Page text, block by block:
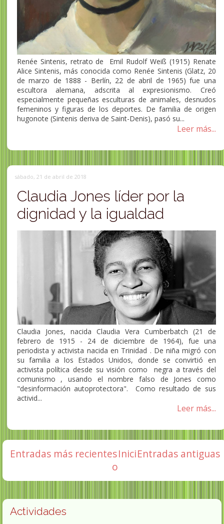
Renée Sintenis, retrato de Emil Rudolf Weiß (1915) Renate
Alice Sintenis, más conocida como Renée Sintenis (Glatz, 20
de marzo de 1888 - Berlín, 22 de abril de 1965) fue una
escultora alemana, adscrita al expresionismo. Creó
especialmente pequeñas esculturas de animales, desnudos
femeninos y figuras de los deportes. De familia de origen
hugonote (Sintenis deriva de Saint-Denis), pasó su...
Leer más...
sábado, 21 de abril de 2018
Claudia Jones líder por la
dignidad y la igualdad
Claudia Jones, nacida Claudia Vera Cumberbatch (21 de
febrero de 1915 - 24 de diciembre de 1964), fue una
periodista y activista nacida en Trinidad . De niña migró con
su familia a los Estados Unidos, donde se convirtió en
activista política desde su visión como negra a través del
comunismo , usando el nombre falso de Jones como
"desinformación autoprotectora". Como resultado de sus
activid...
Leer más...
Entradas más recientes Entradas antiguas
Inici
o
Actividades